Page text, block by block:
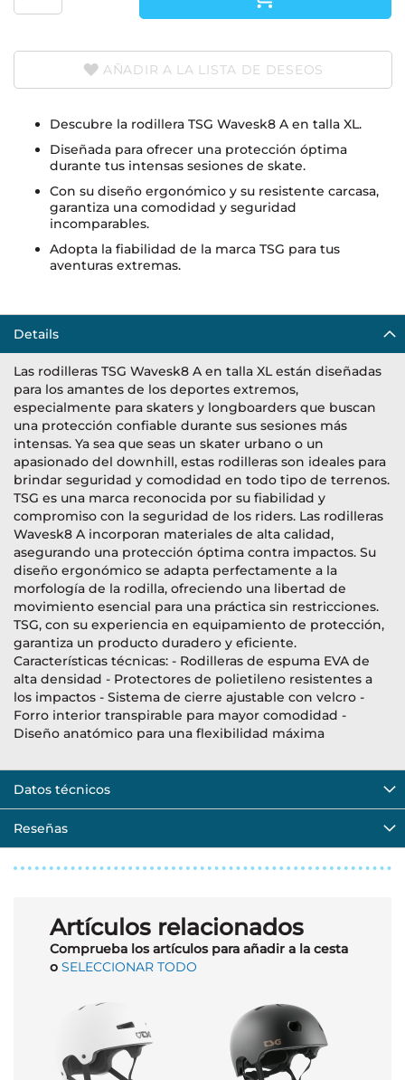
AÑADIR A LA LISTA DE DESEOS
Descubre la rodillera TSG Wavesk8 A en talla XL.
Diseñada para ofrecer una protección óptima
durante tus intensas sesiones de skate.
Con su diseño ergonómico y su resistente carcasa,
garantiza una comodidad y seguridad
incomparables.
Adopta la fiabilidad de la marca TSG para tus
aventuras extremas.
Details
Las rodilleras TSG Wavesk8 A en talla XL están diseñadas
para los amantes de los deportes extremos,
especialmente para skaters y longboarders que buscan
una protección confiable durante sus sesiones más
intensas. Ya sea que seas un skater urbano o un
apasionado del downhill, estas rodilleras son ideales para
brindar seguridad y comodidad en todo tipo de terrenos.
TSG es una marca reconocida por su fiabilidad y
compromiso con la seguridad de los riders. Las rodilleras
Wavesk8 A incorporan materiales de alta calidad,
asegurando una protección óptima contra impactos. Su
diseño ergonómico se adapta perfectamente a la
morfología de la rodilla, ofreciendo una libertad de
movimiento esencial para una práctica sin restricciones.
TSG, con su experiencia en equipamiento de protección,
garantiza un producto duradero y eficiente.
Características técnicas: - Rodilleras de espuma EVA de
alta densidad - Protectores de polietileno resistentes a
los impactos - Sistema de cierre ajustable con velcro -
Forro interior transpirable para mayor comodidad -
Diseño anatómico para una flexibilidad máxima
Datos técnicos
Reseñas
Artículos relacionados
Comprueba los artículos para añadir a la cesta
o SELECCIONAR TODO